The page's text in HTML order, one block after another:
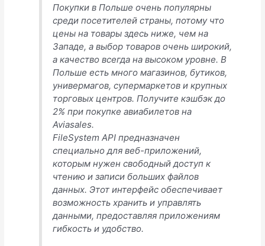
Покупки в Польше очень популярны
среди посетителей страны, потому что
цены на товары здесь ниже, чем на
Западе, а выбор товаров очень широкий,
а качество всегда на высоком уровне. В
Польше есть много магазинов, бутиков,
универмагов, супермаркетов и крупных
торговых центров. Получите кэшбэк до
2% при покупке авиабилетов на
Aviasales.
FileSystem API предназначен
специально для веб-приложений,
которым нужен свободный доступ к
чтению и записи больших файлов
данных. Этот интерфейс обеспечивает
возможность хранить и управлять
данными, предоставляя приложениям
гибкость и удобство.